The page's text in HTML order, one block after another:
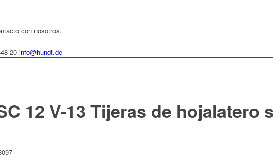
con nosotros.
20 info@hundt.de
12 V-13 Tijeras de hojalatero